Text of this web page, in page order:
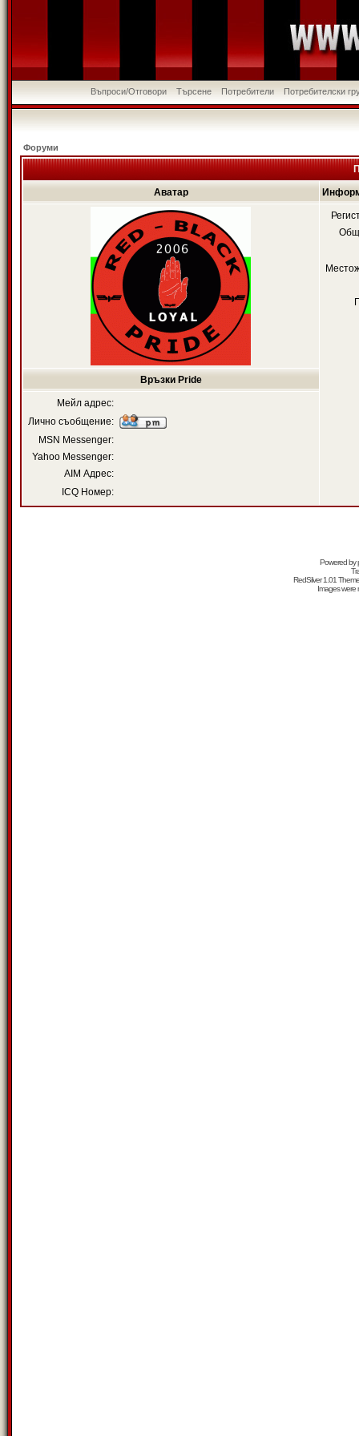
Въпроси/Отговори Търсене Потребители Потребителски
Форуми
Аватар
Връзки Pride
Мейл адрес:
Лично съобщение:
MSN Messenger:
Yahoo Messenger:
AIM Адрес:
ICQ Номер:
Powered by
RedSilver 1.01
Images were